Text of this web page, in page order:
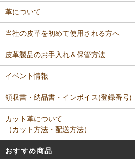
革について
当社の皮革を初めて使用される方へ
皮革製品のお手入れ＆保管方法
イベント情報
領収書・納品書・インボイス(登録番号)
カット革について
（カット方法・配送方法）
おすすめ商品